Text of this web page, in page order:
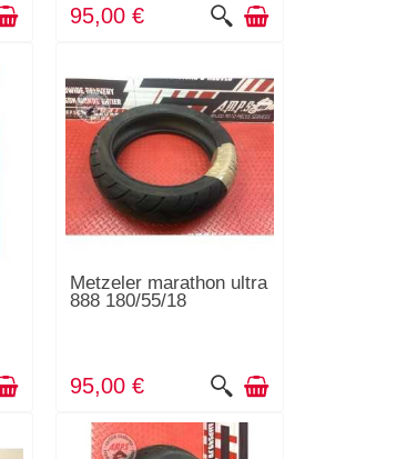
95,00 €
Metzeler marathon ultra
888 180/55/18
95,00 €